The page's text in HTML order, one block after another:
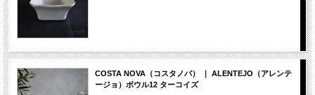
COSTA NOVA（コスタノバ） ｜ ALENTEJO（アレンテ
ージョ）ボウル12 ターコイズ